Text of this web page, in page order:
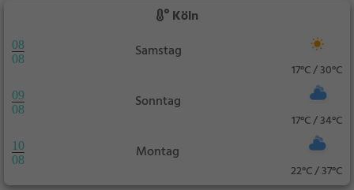
Köln
08
08
Samstag
17°C / 30°C
09
08
Sonntag
17°C / 34°C
10
08
Montag
22°C / 37°C